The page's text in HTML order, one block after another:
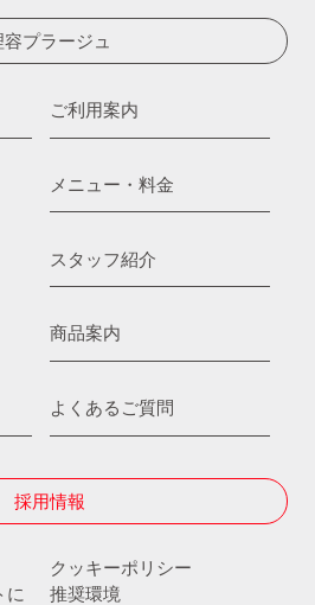
容プラージュ
ご利用案内
メニュー・料金
スタッフ紹介
商品案内
よくあるご質問
採用情報
クッキーポリシー
に
推奨環境